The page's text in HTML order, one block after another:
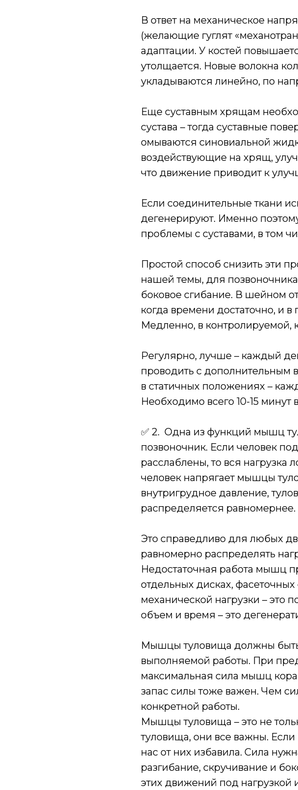
В ответ на механическое
(желающие гуглят
адаптации. У костей
утолщается. Новые волокна
укладываются линейно, по
Еще суставным хрящам
сустава – тогда суставные
омываются синовиальной
воздействующие на хрящ,
что движение приводит к
Если соединительные ткани
дегенерируют. Именно
проблемы с суставами, в том
Простой способ снизить эти
нашей темы, для
боковое сгибание. В шейном
когда времени достаточно, и
Медленно, в контролируемой,
Регулярно, лучше – каждый
проводить с дополнительным
в статичных положениях –
Необходимо всего 10-15 минут
✅ 2. Одна из функций мышц
позвоночник. Если человек
расслаблены, то вся нагрузка
человек напрягает мышцы
внутригрудное давление,
распределяется равномернее.
Это справедливо для любых
равномерно распределять
Недостаточная работа мышц
отдельных дисках,
механической нагрузки – это
объем и время – это
Мышцы туловища должны быть
выполняемой работы. При
максимальная сила мышц
запас силы тоже важен. Чем
конкретной работы.
Мышцы туловища – это не
туловища, они все важны.
нас от них избавила. Сила
разгибание, скручивание и
этих движений под нагрузкой